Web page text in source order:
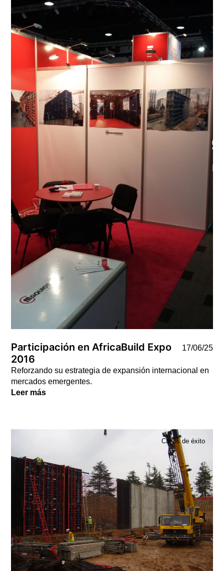
Participación en AfricaBuild Expo
2016
17/06/25
Reforzando su estrategia de expansión internacional en
mercados emergentes.
Leer más
Casos de éxito